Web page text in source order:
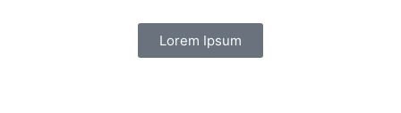
Lorem Ipsum